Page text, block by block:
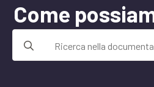
Come
per: